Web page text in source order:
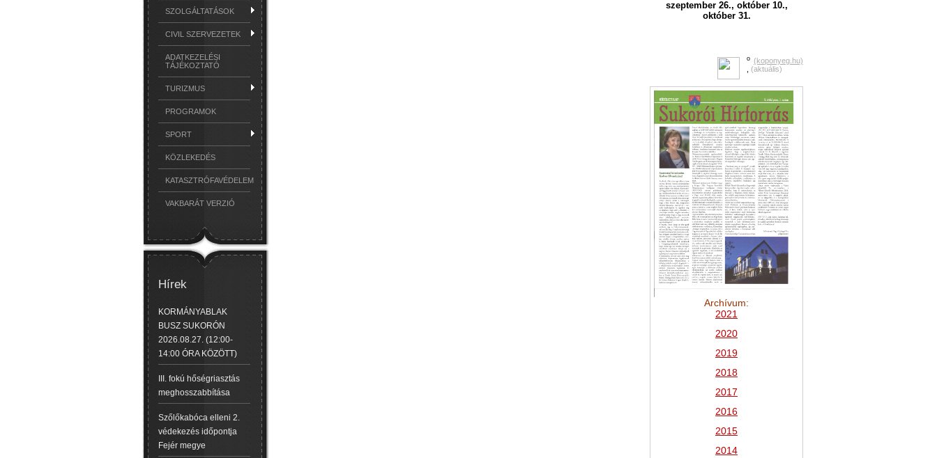
SZOLGÁLTATÁSOK
CIVIL SZERVEZETEK
ADATKEZELÉSI
TÁJÉKOZTATÓ
TURIZMUS
PROGRAMOK
SPORT
KÖZLEKEDÉS
KATASZTRÓFAVÉDELEM
VAKBARÁT VERZIÓ
Hírek
KORMÁNYABLAK
BUSZ SUKORÓN
2026.08.27. (12:00-
14:00 ÓRA KÖZÖTT)
III. fokú hőségriasztás
meghosszabbítása
Szőlőkabóca elleni 2.
védekezés időpontja
Fejér megye
szeptember 26., október 10.,
október 31.
o (koponyeg.hu)
(aktuális)
Archívum:
2021
2020
2019
2018
2017
2016
2015
2014